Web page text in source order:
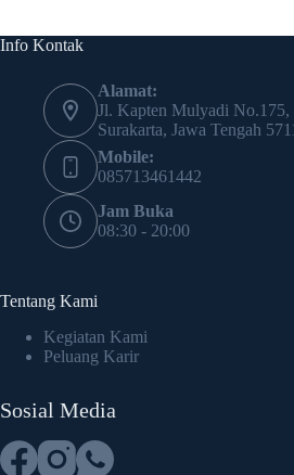
Info Kontak
Alamat:
Jl. Kapten Mulyadi
Surakarta, Jawa Tengah
Mobile:
085713461442
Jam Buka
08:30 - 20:00
Tentang Kami
Kegiatan Kami
Peluang Karir
Sosial Media